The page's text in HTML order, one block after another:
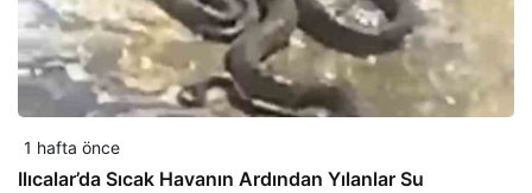
1 hafta önce
Ilıcalar’da Sıcak Havanın Ardından Yılanlar Su